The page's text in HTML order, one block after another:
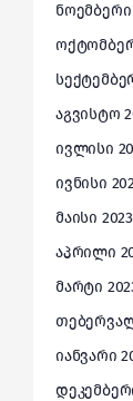
ნოემბერი
აგვისტო
ივლისი
ივნისი
მაისი 2023
აპრილი
მარტი
იანვარი